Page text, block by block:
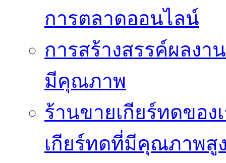
การตลาดออนไลน์
การสร้างสรรค์ผลงา
มีคุณภาพ
ร้านขายเกียร์ทดของ
เกียร์ทดที่มีคุณภาพสู